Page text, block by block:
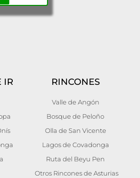
IR RINCONES
Valle de Angón
Bosque de Peloño
Olla de San Vicente
Lagos de Covadonga
Ruta del Beyu Pen
Otros Rincones de Asturias